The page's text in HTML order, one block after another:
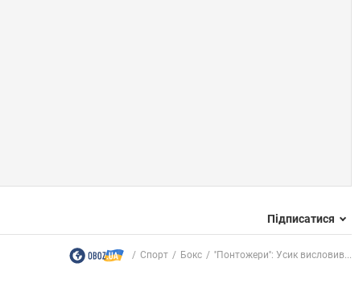
Підписатися
Спорт Бокс ''Понтожери'': Усик висловив...